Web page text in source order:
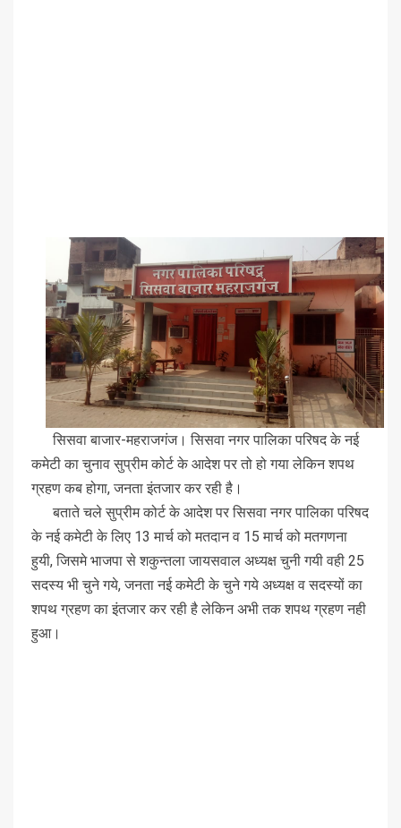
सिसवा बाजार-महराजगंज। सिसवा नगर पालिका परिषद के नई
कमेटी का चुनाव सुप्रीम कोर्ट के आदेश पर तो हो गया लेकिन शपथ
ग्रहण कब होगा, जनता इंतजार कर रही है।
बताते चले सुप्रीम कोर्ट के आदेश पर सिसवा नगर पालिका परिषद
के नई कमेटी के लिए 13 मार्च को मतदान व 15 मार्च को मतगणना
हुयी, जिसमे भाजपा से शकुन्तला जायसवाल अध्यक्ष चुनी गयी वही 25
सदस्य भी चुने गये, जनता नई कमेटी के चुने गये अध्यक्ष व सदस्यों का
शपथ ग्रहण का इंतजार कर रही है लेकिन अभी तक शपथ ग्रहण नही
हुआ।